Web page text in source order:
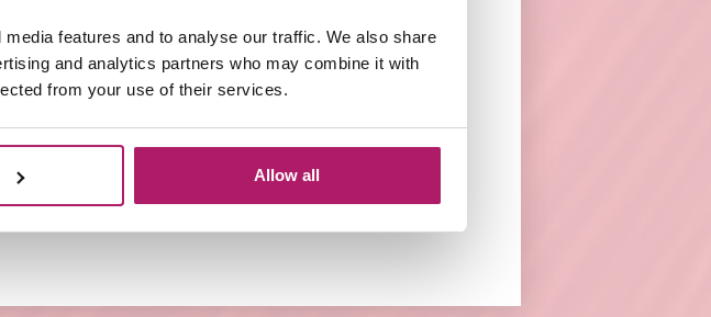
features and to analyse our traffic. We also share
and analytics partners who may combine it with
from your use of their services.
Allow all
te nemen vanBalmain Hairmet
en kun je langer genieten van je haar